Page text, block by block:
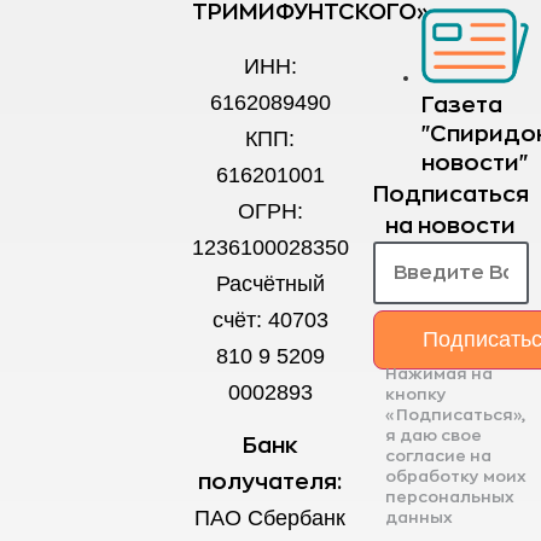
ТРИМИФУНТСКОГО»
ИНН:
6162089490
КПП:
616201001
ОГРН:
1236100028350
Расчётный
счёт: 40703
810 9 5209
0002893
Банк
получателя:
ПАО Сбербанк
Газета
новости"
Подписаться
на новости
Нажимая на
кнопку
«Подписаться»,
я даю свое
согласие на
обработку моих
персональных
данных